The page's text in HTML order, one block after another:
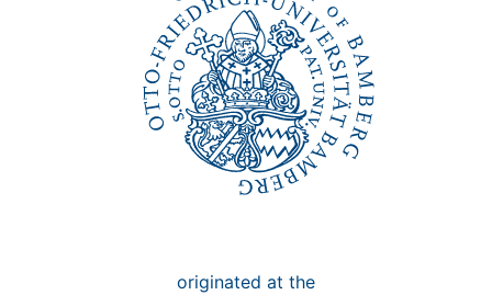
originated at the